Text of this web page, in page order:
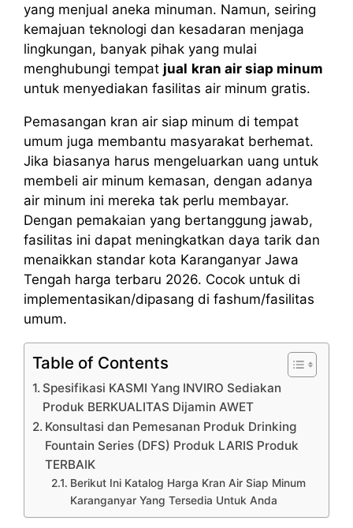
yang menjual aneka minuman. Namun, seiring
kemajuan teknologi dan kesadaran menjaga
lingkungan, banyak pihak yang mulai
menghubungi tempat jual kran air siap minum
untuk menyediakan fasilitas air minum gratis.
Pemasangan kran air siap minum di tempat
umum juga membantu masyarakat berhemat.
Jika biasanya harus mengeluarkan uang untuk
membeli air minum kemasan, dengan adanya
air minum ini mereka tak perlu membayar.
Dengan pemakaian yang bertanggung jawab,
fasilitas ini dapat meningkatkan daya tarik dan
menaikkan standar kota Karanganyar Jawa
Tengah harga terbaru 2026. Cocok untuk di
implementasikan/dipasang di fashum/fasilitas
umum.
Table of Contents
Spesifikasi KASMI Yang INVIRO Sediakan
Produk BERKUALITAS Dijamin AWET
Konsultasi dan Pemesanan Produk Drinking
Fountain Series (DFS) Produk LARIS Produk
TERBAIK
Berikut Ini Katalog Harga Kran Air Siap Minum
Karanganyar Yang Tersedia Untuk Anda